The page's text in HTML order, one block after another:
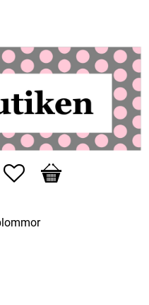
Favoriter
Kundvagn